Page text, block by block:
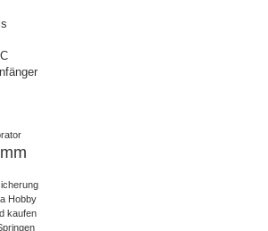
Hobby
kaufen